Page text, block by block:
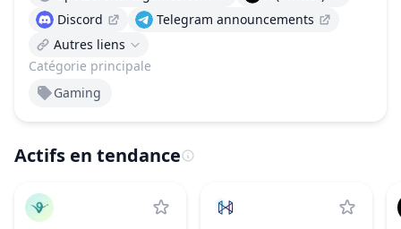
Catégorie principale
Gaming
Discord
Telegram announcements
Autres liens
Actifs en tendance